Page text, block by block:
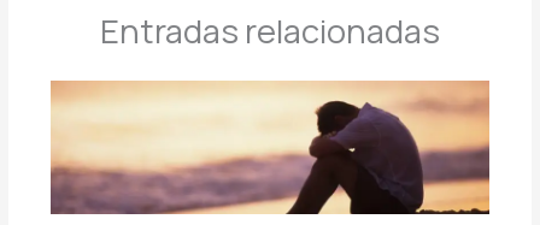
Entradas relacionadas